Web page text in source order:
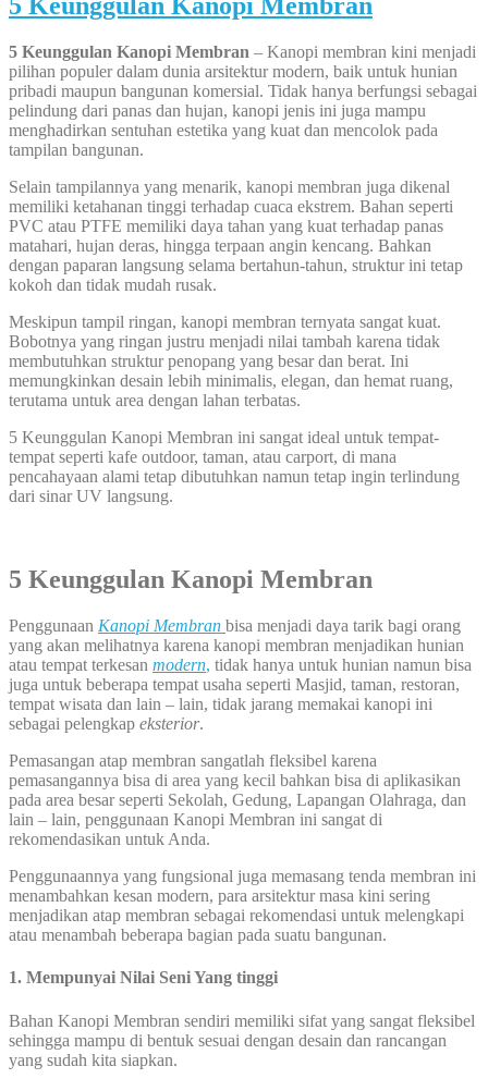
5 Keunggulan Kanopi Membran
5 Keunggulan Kanopi Membran – Kanopi membran kini menjadi
pilihan populer dalam dunia arsitektur modern, baik untuk hunian
pribadi maupun bangunan komersial. Tidak hanya berfungsi sebagai
pelindung dari panas dan hujan, kanopi jenis ini juga mampu
menghadirkan sentuhan estetika yang kuat dan mencolok pada
tampilan bangunan.
Selain tampilannya yang menarik, kanopi membran juga dikenal
memiliki ketahanan tinggi terhadap cuaca ekstrem. Bahan seperti
PVC atau PTFE memiliki daya tahan yang kuat terhadap panas
matahari, hujan deras, hingga terpaan angin kencang. Bahkan
dengan paparan langsung selama bertahun-tahun, struktur ini tetap
kokoh dan tidak mudah rusak.
Meskipun tampil ringan, kanopi membran ternyata sangat kuat.
Bobotnya yang ringan justru menjadi nilai tambah karena tidak
membutuhkan struktur penopang yang besar dan berat. Ini
memungkinkan desain lebih minimalis, elegan, dan hemat ruang,
terutama untuk area dengan lahan terbatas.
5 Keunggulan Kanopi Membran ini sangat ideal untuk tempat-
tempat seperti kafe outdoor, taman, atau carport, di mana
pencahayaan alami tetap dibutuhkan namun tetap ingin terlindung
dari sinar UV langsung.
5 Keunggulan Kanopi Membran
Penggunaan Kanopi Membran bisa menjadi daya tarik bagi orang
yang akan melihatnya karena kanopi membran menjadikan hunian
atau tempat terkesan modern, tidak hanya untuk hunian namun bisa
juga untuk beberapa tempat usaha seperti Masjid, taman, restoran,
tempat wisata dan lain – lain, tidak jarang memakai kanopi ini
sebagai pelengkap eksterior.
Pemasangan atap membran sangatlah fleksibel karena
pemasangannya bisa di area yang kecil bahkan bisa di aplikasikan
pada area besar seperti Sekolah, Gedung, Lapangan Olahraga, dan
lain – lain, penggunaan Kanopi Membran ini sangat di
rekomendasikan untuk Anda.
Penggunaannya yang fungsional juga memasang tenda membran ini
menambahkan kesan modern, para arsitektur masa kini sering
menjadikan atap membran sebagai rekomendasi untuk melengkapi
atau menambah beberapa bagian pada suatu bangunan.
1. Mempunyai Nilai Seni Yang tinggi
Bahan Kanopi Membran sendiri memiliki sifat yang sangat fleksibel
sehingga mampu di bentuk sesuai dengan desain dan rancangan
yang sudah kita siapkan.